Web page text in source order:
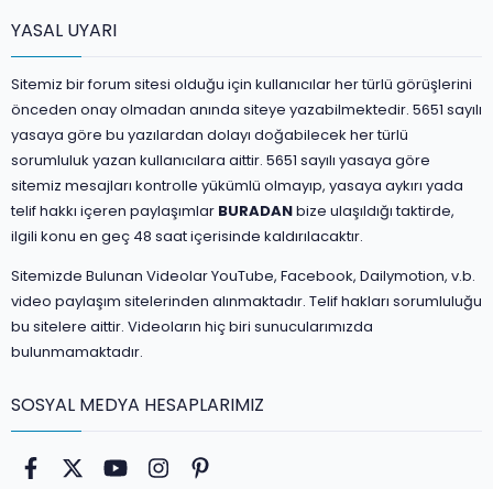
YASAL UYARI
Sitemiz bir forum sitesi olduğu için kullanıcılar her türlü görüşlerini
önceden onay olmadan anında siteye yazabilmektedir. 5651 sayılı
yasaya göre bu yazılardan dolayı doğabilecek her türlü
sorumluluk yazan kullanıcılara aittir. 5651 sayılı yasaya göre
sitemiz mesajları kontrolle yükümlü olmayıp, yasaya aykırı yada
telif hakkı içeren paylaşımlar BURADANbize ulaşıldığı taktirde,
ilgili konu en geç 48 saat içerisinde kaldırılacaktır.
Sitemizde Bulunan Videolar YouTube, Facebook, Dailymotion, v.b.
video paylaşım sitelerinden alınmaktadır. Telif hakları sorumluluğu
bu sitelere aittir. Videoların hiç biri sunucularımızda
bulunmamaktadır.
SOSYAL MEDYA HESAPLARIMIZ
Facebook
Twitter youtubeInstagram